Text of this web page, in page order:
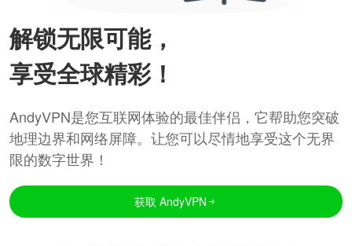
解锁无限可能，
享受全球精彩！
AndyVPN是您互联网体验的最佳伴侣，它帮助您突破
地理边界和网络屏障。让您可以尽情地享受这个无界
限的数字世界！
获取 AndyVPN